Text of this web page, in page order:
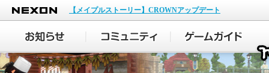
NEXON
【メイプルストーリー】CROWNアップデート